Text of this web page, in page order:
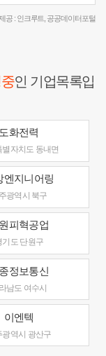
공 : 인크루트 공공데이터포털
인 기업목록입
도화전력
별자치도 동내면
엔지니어링
광역시 북구
피혁공업
기도 단원구
정보통신
남도 여수시
이엔텍
광역시 광산구